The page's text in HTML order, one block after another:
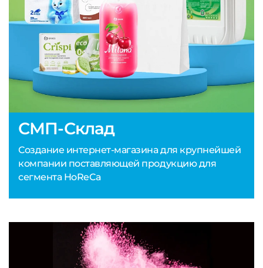
СМП-Склад
Создание интернет-магазина для крупнейшей
компании поставляющей продукцию для
сегмента HoReCa